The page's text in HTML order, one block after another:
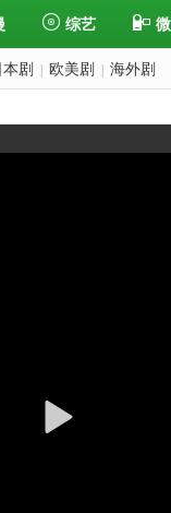
综艺
本剧 欧美剧 海外剧